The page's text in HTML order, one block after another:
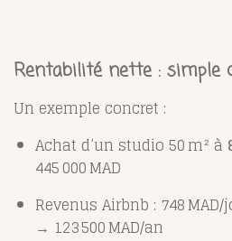
Rentabilité nette : simple
Un exemple concret :
Achat d’un studio 50 m² à
445 000 MAD
Revenus Airbnb : 748
→ 123 500 MAD/an